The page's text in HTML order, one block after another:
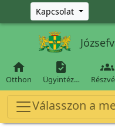
Ugrás a fő tartalomra
Kapcsolat

Otthon

Ügyintéz…

Válasszon a